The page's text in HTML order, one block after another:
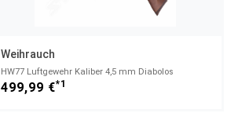
Weihrauch
HW77 Luftgewehr Kaliber 4,5 mm Diabolos
499,99 €*1